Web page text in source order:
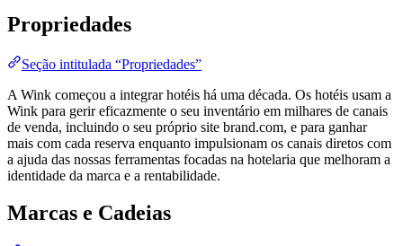
Propriedades
Seção intitulada “Propriedades”
A Wink começou a integrar hotéis há uma década. Os hotéis usam a
Wink para gerir eficazmente o seu inventário em milhares de canais
de venda, incluindo o seu próprio site brand.com, e para ganhar
mais com cada reserva enquanto impulsionam os canais diretos com
a ajuda das nossas ferramentas focadas na hotelaria que melhoram a
identidade da marca e a rentabilidade​.
Marcas e Cadeias